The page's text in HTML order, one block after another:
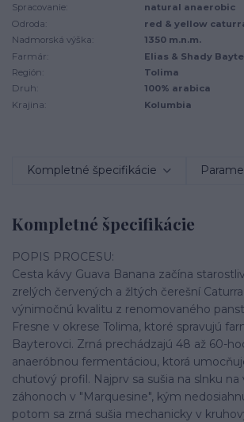
Spracovanie:
natural anaerobic
Odroda:
red & yellow
Nadmorská výška:
1350 m.n.m.
Farmár:
Elias & Shady
Región:
Tolima
Druh:
100% arabica
Krajina:
Kolumbia
Kompletné špecifikácie
Kompletné špecifikácie
POPIS PROCESU:
Cesta kávy Guava Banana začína
zrelých červených a žltých čerešní
výnimočnú kvalitu z renomovaného
Fresne v okrese Tolima, ktoré spravujú
Bayterovci. Zrná prechádzajú 48 až 60-
anaeróbnou fermentáciou, ktorá
chuťový profil. Najprv sa sušia na slnku na
záhonoch v "Marquesine", kým
potom sa zrná sušia mechanicky v